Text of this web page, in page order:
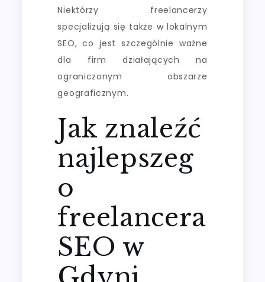
Niektórzy freelancerzy
specjalizują się także w lokalnym
SEO, co jest szczególnie ważne
dla firm działających na
ograniczonym obszarze
geograficznym.
Jak znaleźć
najlepszeg
o
freelancera
SEO w